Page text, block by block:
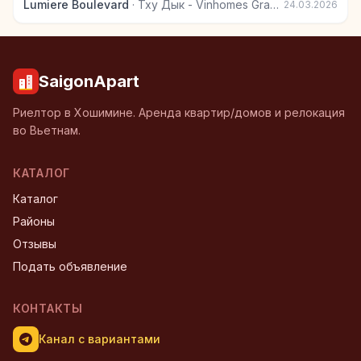
Lumiere Boulevard · Тху Дык - Vinhomes Grand Park 24.03.2026
SaigonApart
Риелтор в Хошимине. Аренда квартир/домов и релокация
во Вьетнам.
КАТАЛОГ
Каталог
Районы
Отзывы
Подать объявление
КОНТАКТЫ
Канал с вариантами